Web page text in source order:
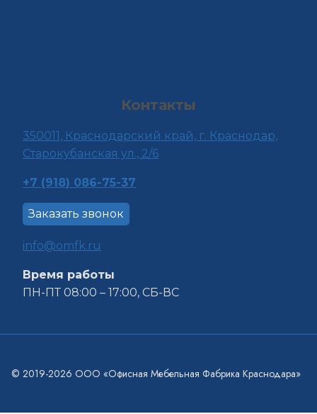
Контакты
350011, Краснодарский край, г. Краснодар,
Старокубанская ул., 2/6
+7 (918) 086-75-37
Заказать звонок
info@omfk.ru
Время работы
ПН-ПТ 08:00 – 17:00, СБ-ВС
© 2019-2026 ООО «Офисная Мебельная Фабрика Краснодара»